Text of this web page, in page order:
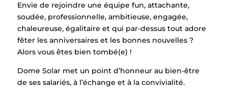
Envie de rejoindre une équipe fun, attachante,
soudée, professionnelle, ambitieuse, engagée,
chaleureuse, égalitaire et qui par-dessus tout adore
fêter les anniversaires et les bonnes nouvelles ?
Alors vous êtes bien tombé(e) !
Dome Solar met un point d’honneur au bien-être
de ses salariés, à l’échange et à la convivialité.